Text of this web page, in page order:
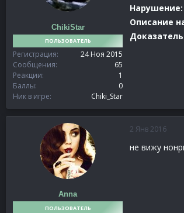
ChikiStar
ПОЛЬЗОВАТЕЛЬ
Регистрация
24 Ноя 2015
Сообщения
65
Реакции
1
Баллы
0
Ник в игре
Chiki_Star
Нарушение:
Описание
Anna
ПОЛЬЗОВАТЕЛЬ
2 Янв 2016
не вижу